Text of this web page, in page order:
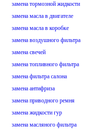
замена тормозной жидкости
замена масла в двигателе
замена масла в коробке
замена воздушного фильтра
замена свечей
замена топливного фильтра
замена фильтра салона
замена антифриза
замена приводного ремня
замена жидкости гур
замена масляного фильтра